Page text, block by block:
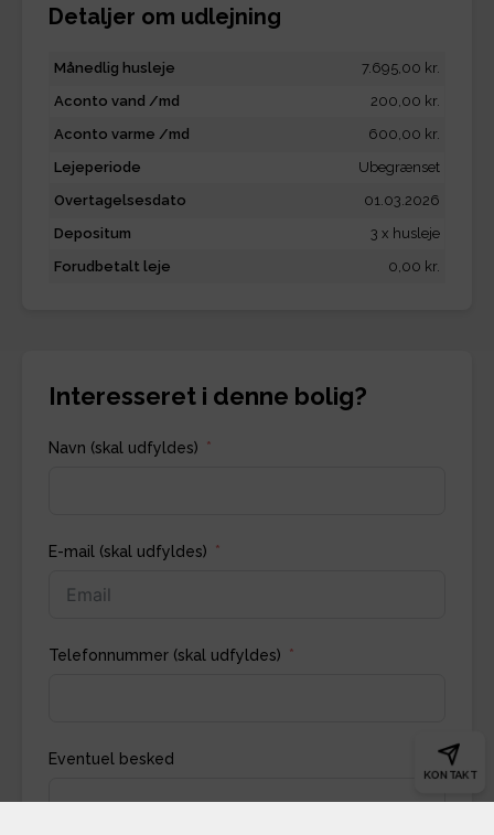
KONTAKT
Detaljer om udlejning
Månedlig husleje
7.695,00 kr.
Aconto vand /md
200,00 kr.
Aconto varme /md
600,00 kr.
Lejeperiode
Ubegrænset
Overtagelsesdato
01.03.2026
Depositum
3 x husleje
Forudbetalt leje
0,00 kr.
Interesseret i denne bolig?
Navn (skal udfyldes)
E-mail (skal udfyldes)
Telefonnummer (skal udfyldes)
Eventuel besked